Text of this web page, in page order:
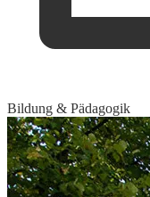
Bildung & Pädagogik